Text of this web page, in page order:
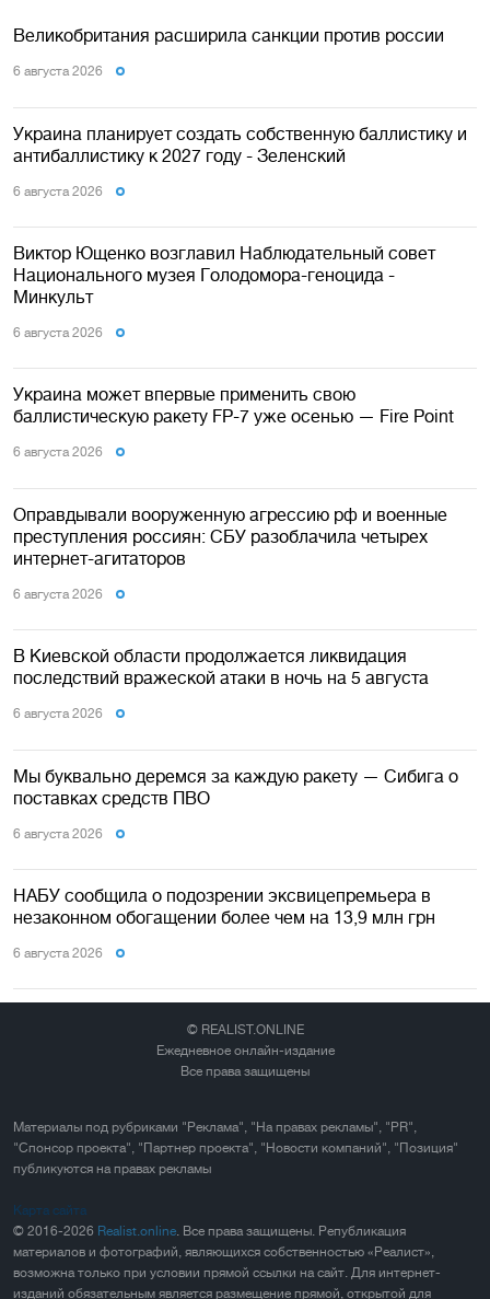
Великобритания расширила санкции против россии
6 августа 2026
Украина планирует создать собственную баллистику и
антибаллистику к 2027 году - Зеленский
6 августа 2026
Виктор Ющенко возглавил Наблюдательный совет
Национального музея Голодомора-геноцида -
Минкульт
6 августа 2026
Украина может впервые применить свою
баллистическую ракету FP-7 уже осенью — Fire Point
6 августа 2026
Оправдывали вооруженную агрессию рф и военные
преступления россиян: СБУ разоблачила четырех
интернет-агитаторов
6 августа 2026
В Киевской области продолжается ликвидация
последствий вражеской атаки в ночь на 5 августа
6 августа 2026
Мы буквально деремся за каждую ракету — Сибига о
поставках средств ПВО
6 августа 2026
НАБУ сообщила о подозрении эксвицепремьера в
незаконном обогащении более чем на 13,9 млн грн
6 августа 2026
© REALIST.ONLINE
Ежедневное онлайн-издание
Все права защищены
Материалы под рубриками "Реклама", "На правах рекламы", "PR",
"Спонсор проекта", "Партнер проекта", "Новости компаний", "Позиция"
публикуются на правах рекламы
Карта сайта
© 2016-2026 Realist.online. Все права защищены. Републикация
материалов и фотографий, являющихся собственностью «Реалист»,
возможна только при условии прямой ссылки на сайт. Для интернет-
изданий обязательным является размещение прямой, открытой для